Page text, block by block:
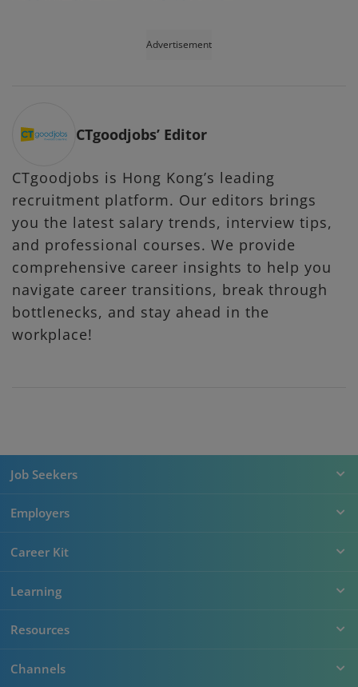
Advertisement
CTgoodjobs’ Editor
CTgoodjobs is Hong Kong’s leading
recruitment platform. Our editors brings
you the latest salary trends, interview tips,
and professional courses. We provide
comprehensive career insights to help you
navigate career transitions, break through
bottlenecks, and stay ahead in the
workplace!
Job Seekers
Employers
Career Kit
Learning
Resources
Channels